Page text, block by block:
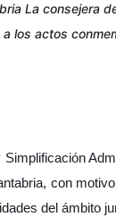
La consejera
los actos
con
del ámbito